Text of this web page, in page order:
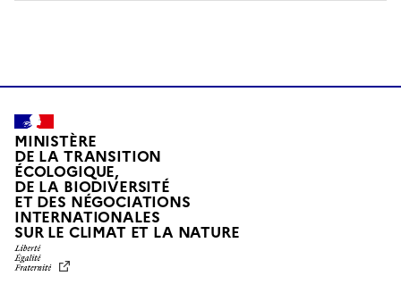
MINISTÈRE
DE LA TRANSITION
ÉCOLOGIQUE,
DE LA BIODIVERSITÉ
ET DES NÉGOCIATIONS
INTERNATIONALES
SUR LE CLIMAT ET LA NATUREL